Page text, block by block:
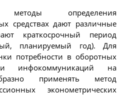
методы определения
средствах дают различные
краткосрочный период
планируемый год). Для
потребности в оборотных
инфокоммуникаций на
применять метод
эконометрических